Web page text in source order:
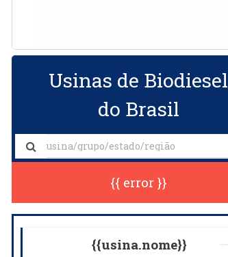
Usinas de Biodiesel
do Brasil
{{ error }}
{{usina.nome}}